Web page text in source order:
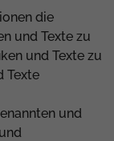
die
und Texte zu
und Texte zu
Texte
und